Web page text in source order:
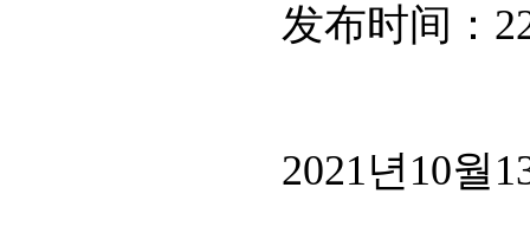
发布时间：
2021년10월